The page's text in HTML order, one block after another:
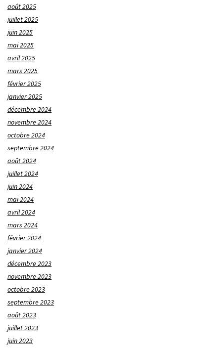
août 2025
juillet 2025
juin 2025
mai 2025
avril 2025
mars 2025
février 2025
janvier 2025
décembre 2024
novembre 2024
octobre 2024
septembre 2024
août 2024
juillet 2024
juin 2024
mai 2024
avril 2024
mars 2024
février 2024
janvier 2024
décembre 2023
novembre 2023
octobre 2023
septembre 2023
août 2023
juillet 2023
juin 2023